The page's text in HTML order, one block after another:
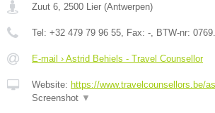
Zuut 6 2500 Lier (Antwerpen)
Tel: +32 479 79 96 55 , Fax: - , BTW-nr:
E-mail › Astrid Behiels - Travel Counsellor
Website: https://www.travelcounsellors.be/
Screenshot ▼